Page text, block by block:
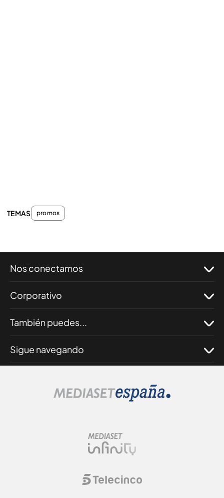
TEMAS promos
Nos conectamos
Corporativo
También puedes...
Sigue navegando